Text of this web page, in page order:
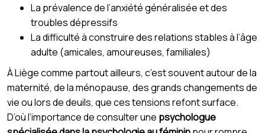
La prévalence de l’anxiété généralisée et des
troubles dépressifs
La difficulté à construire des relations stables à l’âge
adulte (amicales, amoureuses, familiales)
À Liège comme partout ailleurs, c’est souvent autour de la
maternité, de la ménopause, des grands changements de
vie ou lors de deuils, que ces tensions refont surface.
D’où l’importance de consulter une psychologue